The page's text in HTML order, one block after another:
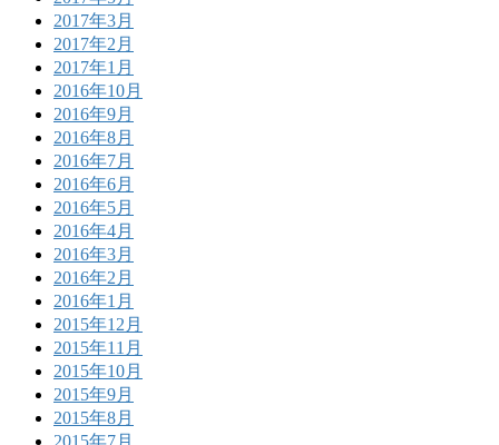
2017年3月
2017年2月
2017年1月
2016年10月
2016年9月
2016年8月
2016年7月
2016年6月
2016年5月
2016年4月
2016年3月
2016年2月
2016年1月
2015年12月
2015年11月
2015年10月
2015年9月
2015年8月
2015年7月